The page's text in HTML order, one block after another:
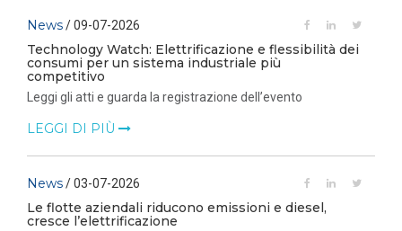
News/ 09-07-2026
Technology Watch: Elettrificazione e flessibilità dei
consumi per un sistema industriale più
competitivo
Leggi gli atti e guarda la registrazione dell’evento
LEGGI DI PIÙ
News/ 03-07-2026
Le flotte aziendali riducono emissioni e diesel,
cresce l’elettrificazione